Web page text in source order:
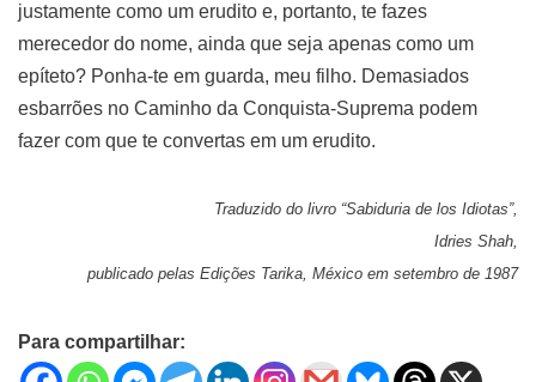
justamente como um erudito e, portanto, te fazes
merecedor do nome, ainda que seja apenas como um
epíteto? Ponha-te em guarda, meu filho. Demasiados
esbarrões no Caminho da Conquista-Suprema podem
fazer com que te convertas em um erudito.
Traduzido do livro “Sabiduria de los Idiotas”,
Idries Shah,
publicado pelas Edições Tarika, México em setembro de 1987
Para compartilhar: